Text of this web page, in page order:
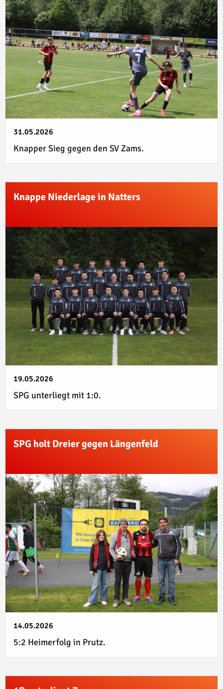
31.05.2026
Knapper Sieg gegen den SV Zams.
Knappe Niederlage in Natters
19.05.2026
SPG unterliegt mit 1:0.
SPG holt Dreier gegen Längenfeld
14.05.2026
5:2 Heimerfolg in Prutz.